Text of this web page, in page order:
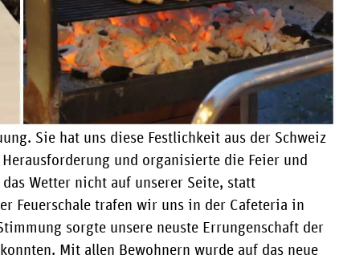
Sie hat uns diese Festlichkeit aus der Schweiz
und organisierte die Feier und
Wetter nicht auf unserer Seite, statt
Feuerschale trafen wir uns in der Cafeteria in
sorgte unsere neuste Errungenschaft der
Mit allen Bewohnern wurde auf das neue